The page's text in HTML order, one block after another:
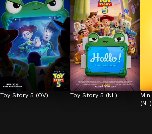
Toy Story 5 (OV) Toy Story 5 (NL)
(NL)